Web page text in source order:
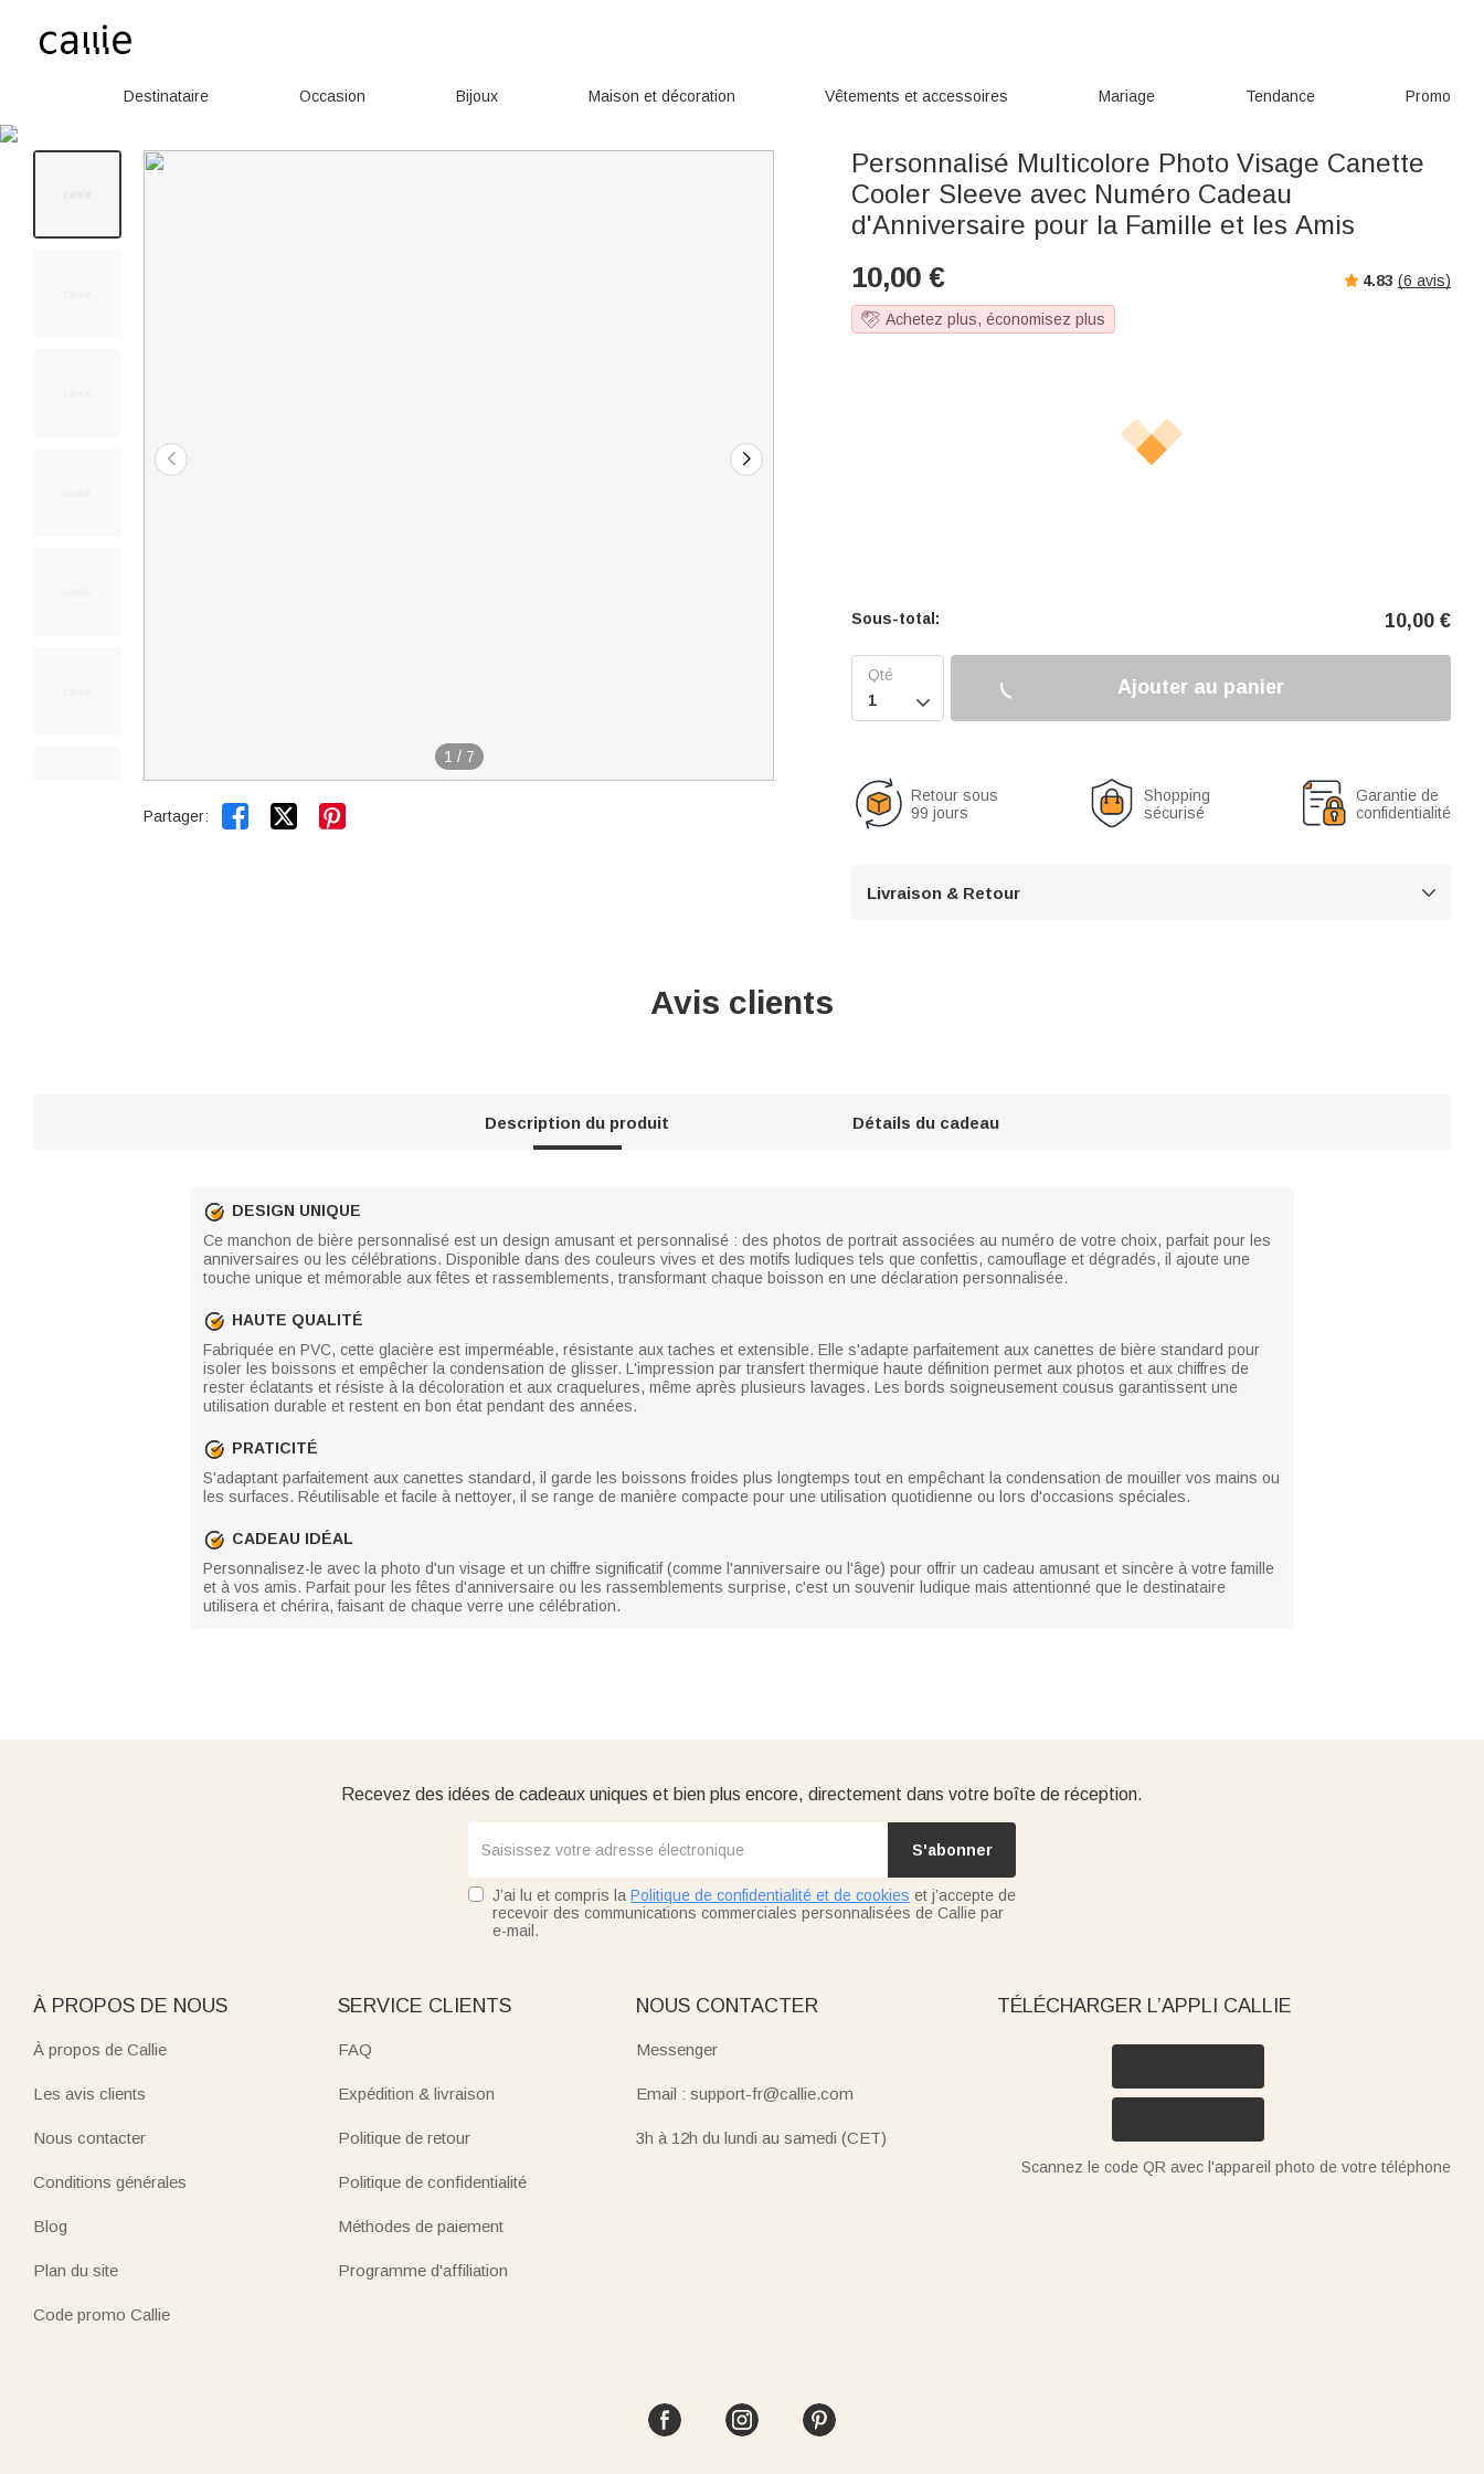
Destinataire Occasion Bijoux Maison et décoration Vêtements et accessoires Mariage Tendance Promo
1 / 7
Partager:  
Personnalisé Multicolore Photo Visage Canette
Cooler Sleeve avec Numéro Cadeau
d'Anniversaire pour la Famille et les Amis
10,00 € 4.83 (6 avis)
Achetez plus, économisez plus
Sous-total: 10,00 €

Ajouter au panier
Retour sous
99 jours
Shopping
sécurisé
Garantie de
confidentialité
Livraison & Retour 
Avis clients
Description du produit Détails du cadeau
DESIGN UNIQUE
Ce manchon de bière personnalisé est un design amusant et personnalisé : des photos de portrait associées au numéro de votre choix, parfait pour les
anniversaires ou les célébrations. Disponible dans des couleurs vives et des motifs ludiques tels que confettis, camouflage et dégradés, il ajoute une
touche unique et mémorable aux fêtes et rassemblements, transformant chaque boisson en une déclaration personnalisée.
HAUTE QUALITÉ
Fabriquée en PVC, cette glacière est imperméable, résistante aux taches et extensible. Elle s'adapte parfaitement aux canettes de bière standard pour
isoler les boissons et empêcher la condensation de glisser. L'impression par transfert thermique haute définition permet aux photos et aux chiffres de
rester éclatants et résiste à la décoloration et aux craquelures, même après plusieurs lavages. Les bords soigneusement cousus garantissent une
utilisation durable et restent en bon état pendant des années.
PRATICITÉ
S'adaptant parfaitement aux canettes standard, il garde les boissons froides plus longtemps tout en empêchant la condensation de mouiller vos mains ou
les surfaces. Réutilisable et facile à nettoyer, il se range de manière compacte pour une utilisation quotidienne ou lors d'occasions spéciales.
CADEAU IDÉAL
Personnalisez-le avec la photo d'un visage et un chiffre significatif (comme l'anniversaire ou l'âge) pour offrir un cadeau amusant et sincère à votre famille
et à vos amis. Parfait pour les fêtes d'anniversaire ou les rassemblements surprise, c'est un souvenir ludique mais attentionné que le destinataire
utilisera et chérira, faisant de chaque verre une célébration.
Recevez des idées de cadeaux uniques et bien plus encore, directement dans votre boîte de réception.
S'abonner
J’ai lu et compris la Politique de confidentialité et de cookies et j’accepte de
recevoir des communications commerciales personnalisées de Callie par
e-mail.
À PROPOS DE NOUS
À propos de Callie
Les avis clients
Nous contacter
Conditions générales
Blog
Plan du site
Code promo Callie
SERVICE CLIENTS
FAQ
Expédition & livraison
Politique de retour
Politique de confidentialité
Méthodes de paiement
Programme d'affiliation
NOUS CONTACTER
Messenger
Email : support-fr@callie.com
3h à 12h du lundi au samedi (CET)
TÉLÉCHARGER L’APPLI CALLIE
Scannez le code QR avec l'appareil photo de votre téléphone